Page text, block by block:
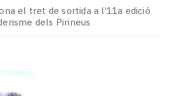
el tret de sortida a l’11a edició
dels Pirineus